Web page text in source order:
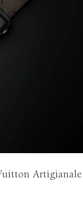
Artigianale